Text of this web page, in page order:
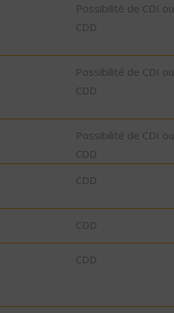
Possibilité de CDI ou
CDD
Possibilité de CDI ou
CDD
Possibilité de CDI ou
CDD
CDD
CDD
CDD